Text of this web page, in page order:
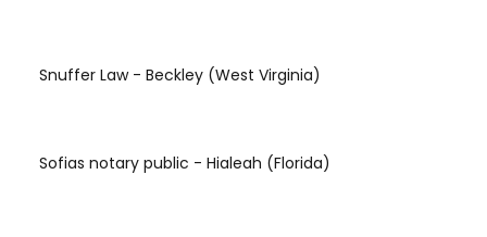
Snuffer Law - Beckley (West Virginia)
Sofias notary public - Hialeah (Florida)